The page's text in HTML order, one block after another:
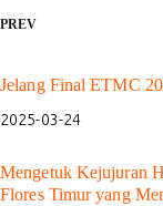
PREV
Jelang Final ETMC
2025-03-24
Mengetuk Kejujuran
Flores Timur yang